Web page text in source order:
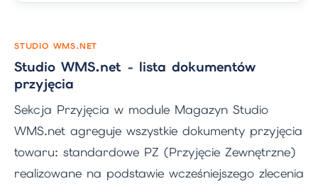
STUDIO WMS.NET
Studio WMS.net - lista dokumentów
przyjęcia
Sekcja Przyjęcia w module Magazyn Studio
WMS.net agreguje wszystkie dokumenty przyjęcia
towaru: standardowe PZ (Przyjęcie Zewnętrzne)
realizowane na podstawie wcześniejszego zlecenia